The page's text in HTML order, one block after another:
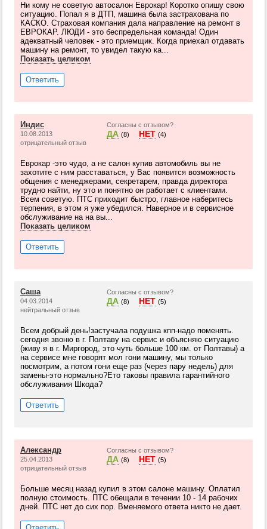
Ни кому не советую автосалон Еврокар! Коротко опишу свою
ситуацию. Попал я в ДТП, машина была застрахована по
КАСКО. Страховая компания дала направление на ремонт в
ЕВРОКАР. ЛЮДИ - это беспредельная команда! Один
адекватный человек - это приемщик. Когда приехал отдавать
машину на ремонт, то увидел такую ка...
Показать целиком
Ответить
Индис
10.08.2013
отрицательный отзыв
Согласны с отзывом?
ДА (8) НЕТ (4)
Еврокар -это чудо, а не салон купив автомобиль вы не
захотите с ним расставаться, у Вас появится возможность
общения с менеджерами, секретарем, правда директора
трудно найти, ну это и понятно он работает с клиентами.
Всем советую. ПТС приходит быстро, главное наберитесь
терпения, в этом я уже убедился. Наверное и в сервисное
обслуживание на на вы...
Показать целиком
Ответить
Саша
04.03.2014
нейтральный отзыв
Согласны с отзывом?
ДА (8) НЕТ (5)
Всем добрый день!застучала подушка кпп-надо поменять.
сегодня звоню в г. Полтаву на сервис и объясняю ситуацию
(живу я в г. Миргород, это чуть больше 100 км. от Полтавы) а
на сервисе мне говорят мол гони машину, мы только
посмотрим, а потом гони еще раз (через пару недель) для
замены-это нормально?Ето таковы правила гарантийного
обслуживания Шкода?
Ответить
Александр
25.04.2013
отрицательный отзыв
Согласны с отзывом?
ДА (8) НЕТ (5)
Больше месяц назад купил в этом салоне машину. Оплатил
полную стоимость. ПТС обещали в течении 10 - 14 рабочих
дней. ПТС нет до сих пор. Вменяемого ответа никто не дает.